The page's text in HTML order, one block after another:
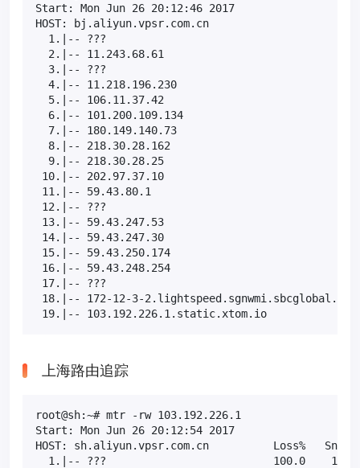
Start: Mon Jun 26 20:12:46 2017
HOST: bj.aliyun.vpsr.com.cn
1.|-- ???
2.|-- 11.243.68.61
3.|-- ???
4.|-- 11.218.196.230
5.|-- 106.11.37.42
6.|-- 101.200.109.134
7.|-- 180.149.140.73
8.|-- 218.30.28.162
9.|-- 218.30.28.25
10.|-- 202.97.37.10
11.|-- 59.43.80.1
12.|-- ???
13.|-- 59.43.247.53
14.|-- 59.43.247.30
15.|-- 59.43.250.174
16.|-- 59.43.248.254
17.|-- ???
18.|-- 172-12-3-
19.|-- 103.192.226.1.static.xtom.io
上海路由追踪
root@sh:~# mtr -rw 103.192.226.1
Start: Mon Jun 26 20:12:54 2017
HOST: sh.aliyun.vpsr.com.cn          Loss%   Snt
1.|-- ???                          100.0    10